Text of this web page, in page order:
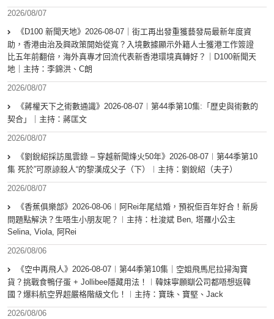
2026/08/07
《D100 新聞天地》2026-08-07｜街工再出發重獲藝發局最新年度資
助，香港由治及興政策開始從寬？入境數據顯示外籍人士獲港工作簽證
比五年前翻倍，海外真專才回流代表新香港環境真轉好？｜D100新聞天
地｜主持：李錦洪、C朗
2026/08/07
《蔣權天下之術數通識》2026-08-07︱第44季第10集:「歴史與術數的
契合」｜主持：蔣匡文
2026/08/07
《劉銳紹採訪風雲錄 – 穿越新聞烽火50年》2026-08-07︱第44季第10
集 死於”可原諒殺人“的黎漢成父子（下）︱主持：劉銳紹（夫子）
2026/08/07
《香蕉俱樂部》2026-08-06︱阿Rei年尾結婚，預祝佢百年好合！新房
問題點解決？生唔生小朋友呢？︱主持：杜浚斌 Ben, 塔羅小公主
Selina, Viola, 阿Rei
2026/08/06
《空中再飛人》2026-08-07︱第44季第10集｜空姐飛馬尼拉掃淘寶
貨？挑戰食鴨仔蛋 + Jollibee隱藏用法！︱韓妹寧願瞓公司都唔想返韓
國？爆料航空界超嚴格階級文化！︱主持：寶珠、寶堅、Jack
2026/08/06